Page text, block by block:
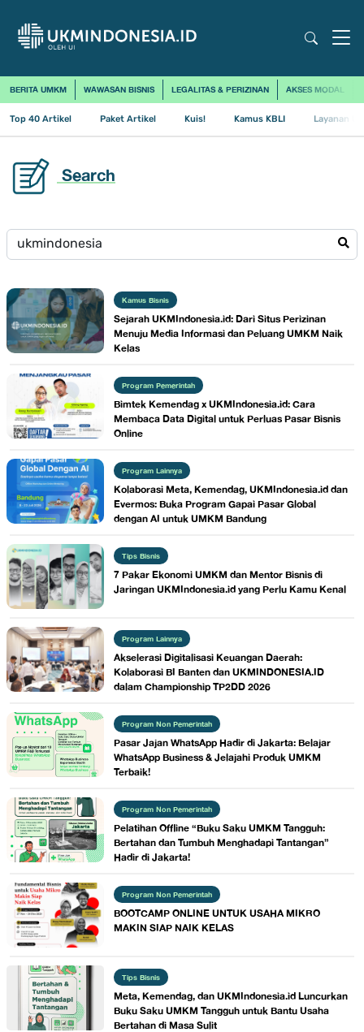
BERITA UMKM WAWASAN BISNIS LEGALITAS & PERIZINAN AKSES MODAL
Top 40 Artikel Paket Artikel Kuis! Kamus KBLI Layanan
Search
Kamus Bisnis
Sejarah UKMIndonesia.id: Dari Situs Perizinan
Menuju Media Informasi dan Peluang UMKM Naik
Kelas
Program Pemerintah
Bimtek Kemendag x UKMIndonesia.id: Cara
Membaca Data Digital untuk Perluas Pasar Bisnis
Online
Program Lainnya
Kolaborasi Meta, Kemendag, UKMIndonesia.id dan
Evermos: Buka Program Gapai Pasar Global
dengan AI untuk UMKM Bandung
Tips Bisnis
7 Pakar Ekonomi UMKM dan Mentor Bisnis di
Jaringan UKMIndonesia.id yang Perlu Kamu Kenal
Program Lainnya
Akselerasi Digitalisasi Keuangan Daerah:
Kolaborasi BI Banten dan UKMINDONESIA.ID
dalam Championship TP2DD 2026
Program Non Pemerintah
Pasar Jajan WhatsApp Hadir di Jakarta: Belajar
WhatsApp Business & Jelajahi Produk UMKM
Terbaik!
Program Non Pemerintah
Pelatihan Offline “Buku Saku UMKM Tangguh:
Bertahan dan Tumbuh Menghadapi Tantangan”
Hadir di Jakarta!
Program Non Pemerintah
BOOTCAMP ONLINE UNTUK USAHA MIKRO
MAKIN SIAP NAIK KELAS
Tips Bisnis
Meta, Kemendag, dan UKMIndonesia.id Luncurkan
Buku Saku UMKM Tangguh untuk Bantu Usaha
Bertahan di Masa Sulit